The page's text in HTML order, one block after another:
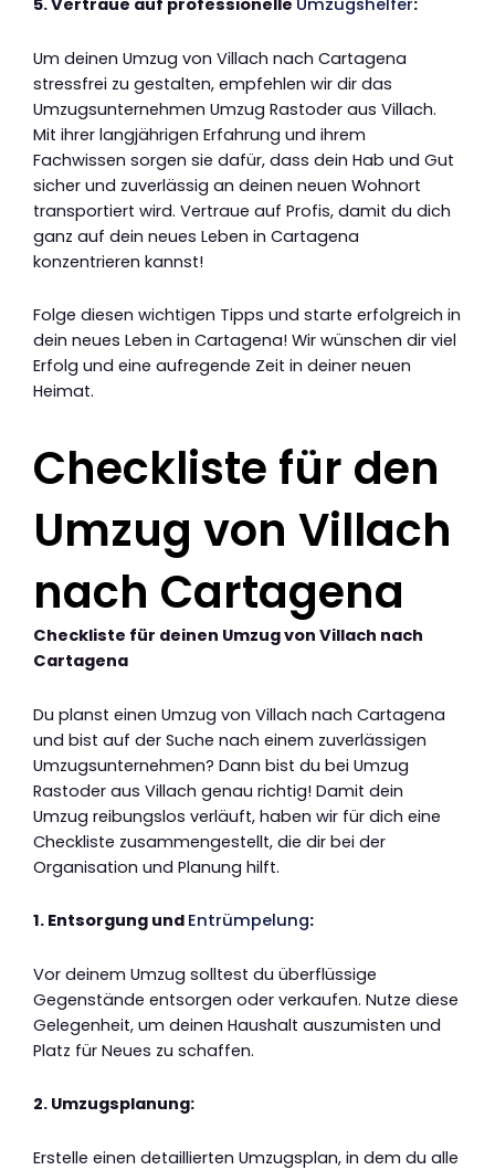
5. Vertraue auf professionelle Umzugshelfer:
Um deinen Umzug von Villach nach Cartagena
stressfrei zu gestalten, empfehlen wir dir das
Umzugsunternehmen Umzug Rastoder aus Villach.
Mit ihrer langjährigen Erfahrung und ihrem
Fachwissen sorgen sie dafür, dass dein Hab und Gut
sicher und zuverlässig an deinen neuen Wohnort
transportiert wird. Vertraue auf Profis, damit du dich
ganz auf dein neues Leben in Cartagena
konzentrieren kannst!
Folge diesen wichtigen Tipps und starte erfolgreich in
dein neues Leben in Cartagena! Wir wünschen dir viel
Erfolg und eine aufregende Zeit in deiner neuen
Heimat.
Checkliste für den
Umzug von Villach
nach Cartagena
Checkliste für deinen Umzug von Villach nach
Cartagena
Du planst einen Umzug von Villach nach Cartagena
und bist auf der Suche nach einem zuverlässigen
Umzugsunternehmen? Dann bist du bei Umzug
Rastoder aus Villach genau richtig! Damit dein
Umzug reibungslos verläuft, haben wir für dich eine
Checkliste zusammengestellt, die dir bei der
Organisation und Planung hilft.
1. Entsorgung und Entrümpelung:
Vor deinem Umzug solltest du überflüssige
Gegenstände entsorgen oder verkaufen. Nutze diese
Gelegenheit, um deinen Haushalt auszumisten und
Platz für Neues zu schaffen.
2. Umzugsplanung:
Erstelle einen detaillierten Umzugsplan, in dem du alle